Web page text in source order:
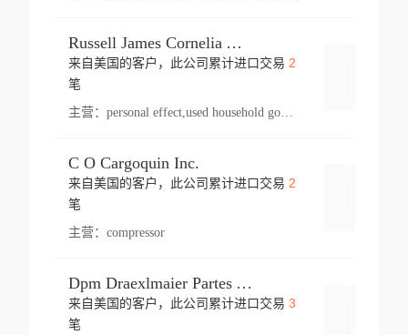
Russell James Cornelia Arlington Va
来自美国的客户，此公司累计进口交易 2
笔
主营： personal effect,used household goods
C O Cargoquin Inc.
来自美国的客户，此公司累计进口交易 2
笔
主营： compressor
Dpm Draexlmaier Partes Automotrices Corr Ind Huejotzingo
来自美国的客户，此公司累计进口交易 3
笔